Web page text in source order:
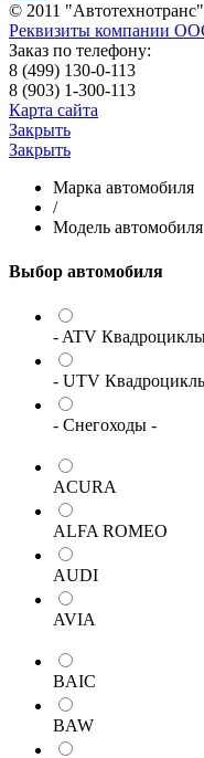
© 2011
Реквизиты компании
Заказ по телефону:
8 (499) 130-0-113
8 (903) 1-300-113
Карта сайта
Закрыть
Закрыть
Марка автомобиля
/
Модель автомобиля
Выбор автомобиля
- ATV
- UTV
- Снегоходы -
ACURA
ALFA ROMEO
AUDI
AVIA
BAIC
BAW